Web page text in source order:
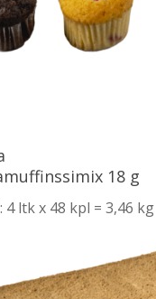
18 g
4 ltk x 48 kpl = 3,46 kg